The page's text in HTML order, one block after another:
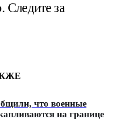
Следите за
что военные
на границе